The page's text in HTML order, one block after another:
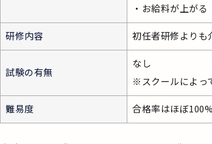
・お給料が上がる
研修内容 初任者研修よりも
試験の有無
なし
※スクールによっ
難易度 合格率はほぼ100%